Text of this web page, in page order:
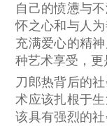
自己的愤懑与
怀之心和与人
充满爱心的精
种艺术享受，更
刀郎热背后的
术应该扎根于
该具有强烈的